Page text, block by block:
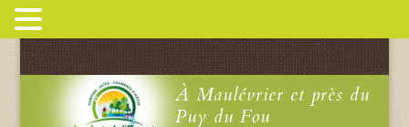
À Maulévrier et près du
Puy du Fou